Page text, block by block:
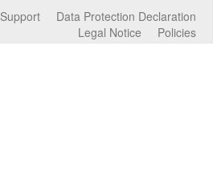
Data Protection Declaration
Support
Policies
Legal Notice